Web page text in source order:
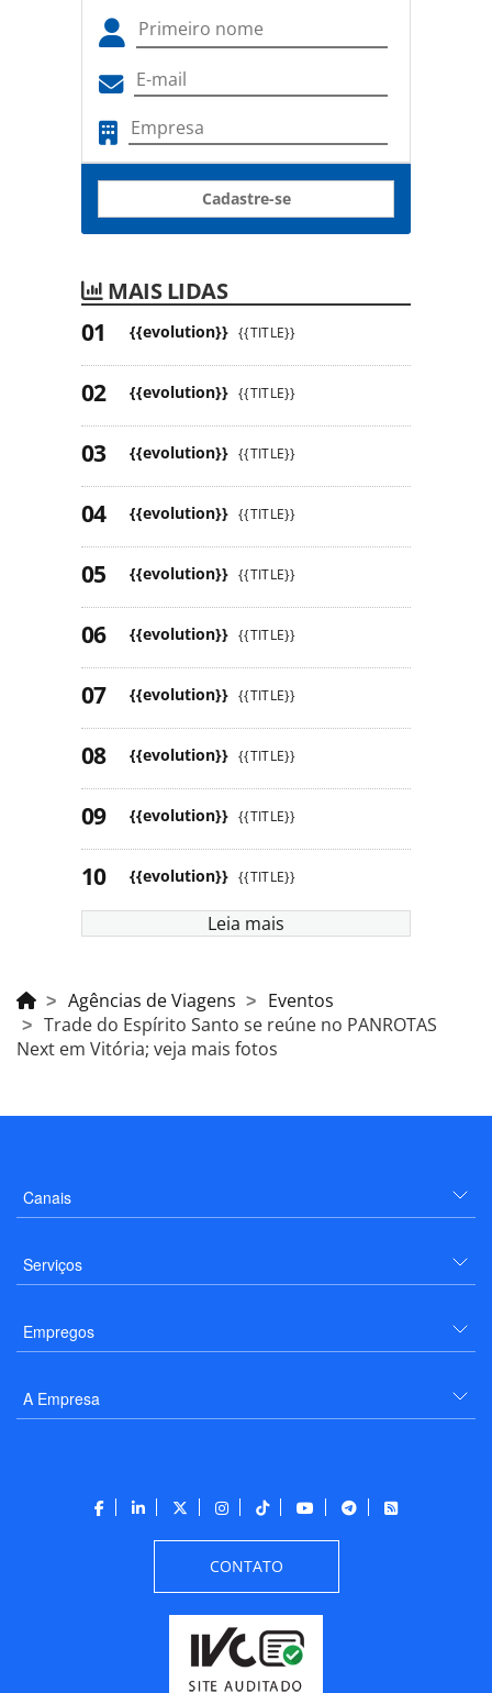
Cadastre-se
MAIS LIDAS
{{evolution}} {{TITLE}}
{{evolution}} {{TITLE}}
{{evolution}} {{TITLE}}
{{evolution}} {{TITLE}}
{{evolution}} {{TITLE}}
{{evolution}} {{TITLE}}
{{evolution}} {{TITLE}}
{{evolution}} {{TITLE}}
{{evolution}} {{TITLE}}
{{evolution}} {{TITLE}}
Leia mais
Agências de Viagens
Eventos
Trade do Espírito Santo se reúne no PANROTAS
Next em Vitória; veja mais fotos
Canais
Serviços
Empregos
A Empresa
CONTATO